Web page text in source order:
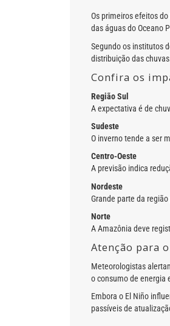
Os primeiros efeitos
das águas do Oceano
Segundo os institutos
distribuição das
Confira os
Região Sul
A expectativa é de
Sudeste
O inverno tende a ser
Centro-Oeste
A previsão indica
Nordeste
Grande parte da
Norte
A Amazônia deve
Atenção para
Meteorologistas
o consumo de energia
Embora o El Niño
passíveis de